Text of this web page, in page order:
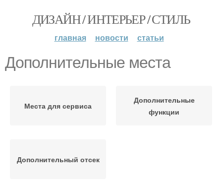
ДИЗАЙН / ИНТЕРЬЕР / СТИЛЬ
главная новости статьи
Дополнительные места
Места для сервиса
Дополнительные
функции
Дополнительный отсек